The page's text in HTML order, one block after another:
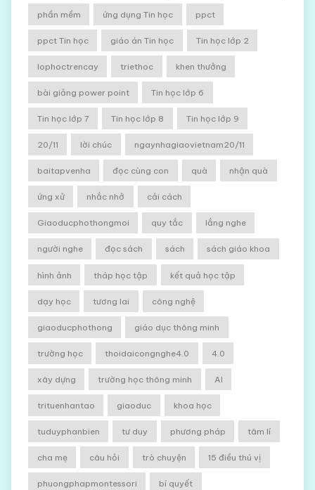
phần mềm ứng dụng Tin học ppct
ppct Tin học giáo án Tin học Tin học lớp 2
lophoctrencay triethoc khen thưởng
bài giảng power point Tin học lớp 6
Tin học lớp 7 Tin học lớp 8 Tin học lớp 9
20/11 lời chúc ngaynhagiaovietnam20/11
baitapvenha đọc cùng con quà nhận quà
ứng xử nhắc nhở cải cách
Giaoducphothongmoi quy tắc lắng nghe
người nghe đọc sách sách sách giáo khoa
hình ảnh tháp học tập kết quả học tập
dạy học tương lai công nghệ
giaoducphothong giáo dục thông minh
trường học thoidaicongnghe4.0 4.0
xây dựng trường học thông minh AI
trituenhantao giaoduc khoa học
tuduyphanbien tư duy phương pháp tâm lí
cha mẹ câu hỏi trò chuyện 15 điều thú vị
phuongphapmontessori bí quyết